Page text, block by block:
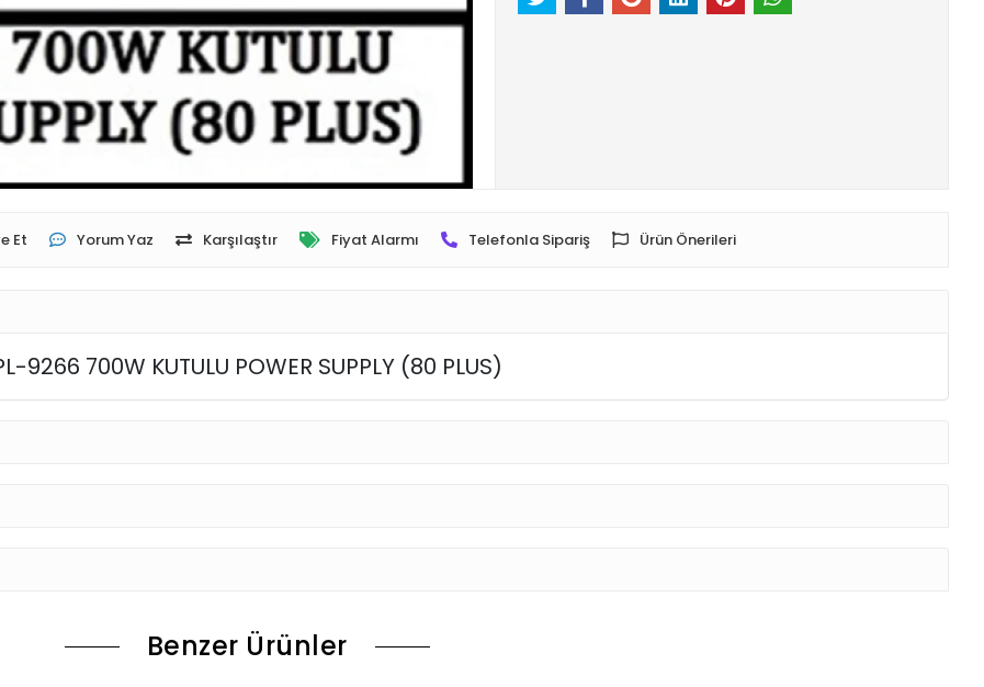
Et Yorum Yaz Karşılaştır Fiyat Alarmı Telefonla Sipariş Ürün Önerileri
9266 700W KUTULU POWER SUPPLY (80 PLUS)
Benzer Ürünler